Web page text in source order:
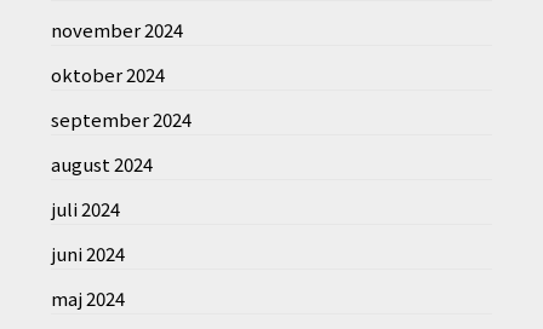
november 2024
oktober 2024
september 2024
august 2024
juli 2024
juni 2024
maj 2024